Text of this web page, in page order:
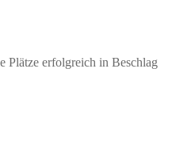
Plätze erfolgreich in Beschlag